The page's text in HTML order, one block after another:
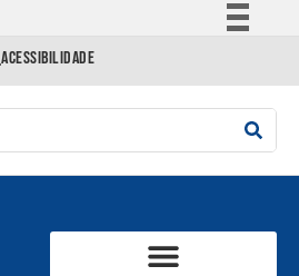
Comunica BR
Acesso à informação
ACESSIBILIDADE